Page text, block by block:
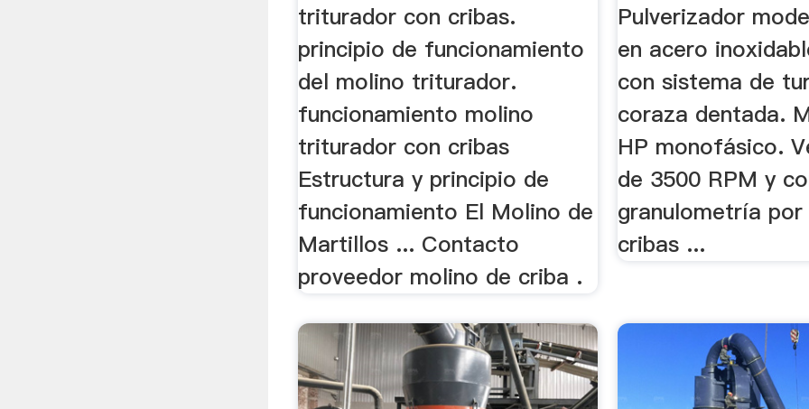
triturador con cribas.
principio de funcionamiento
del molino triturador.
funcionamiento molino
triturador con cribas
Estructura y principio de
funcionamiento El Molino de
Martillos ... Contacto
proveedor molino de criba .
Pulverizador
en acero
con sistema de
coraza dentada.
HP monofásico.
de 3500 RPM y
granulometría
cribas ...